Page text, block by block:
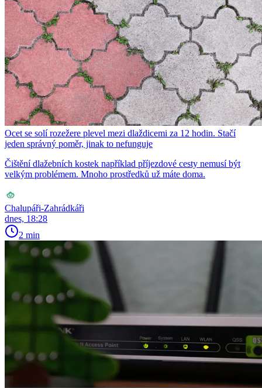
Ocet se solí rozežere plevel mezi dlaždicemi za 12 hodin. Stačí
jeden správný poměr, jinak to nefunguje
Čištění dlažebních kostek například příjezdové cesty nemusí být
velkým problémem. Mnoho prostředků už máte doma.
Chalupáři-Zahrádkáři
dnes, 18:28
2 min